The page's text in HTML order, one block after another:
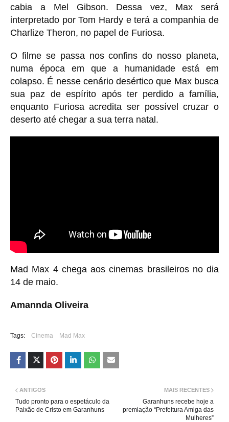
cabia a Mel Gibson. Dessa vez, Max será
interpretado por Tom Hardy e terá a companhia de
Charlize Theron, no papel de Furiosa.
O filme se passa nos confins do nosso planeta,
numa época em que a humanidade está em
colapso. É nesse cenário desértico que Max busca
sua paz de espírito após ter perdido a família,
enquanto Furiosa acredita ser possível cruzar o
deserto até chegar a sua terra natal.
Mad Max 4 chega aos cinemas brasileiros no dia
14 de maio.
Amannda Oliveira
Tags: Cinema Mad Max
MAIS RECENTES
Garanhuns recebe hoje a
premiação “Prefeitura Amiga das
Mulheres”
ANTIGOS
Tudo pronto para o espetáculo da
Paixão de Cristo em Garanhuns